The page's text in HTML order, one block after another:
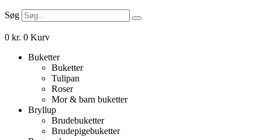
Søg
0 kr. 0 Kurv
Buketter
Buketter
Tulipan
Roser
Mor & barn buketter
Bryllup
Brudebuketter
Brudepigebuketter